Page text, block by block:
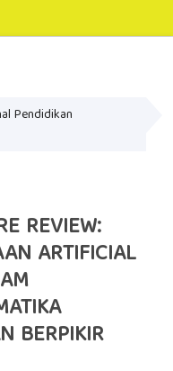
Pendidikan
REVIEW:
ARTIFICIAL
BERPIKIR